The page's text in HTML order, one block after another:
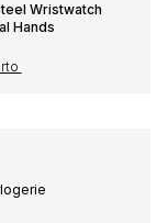
Wristwatch
Hands